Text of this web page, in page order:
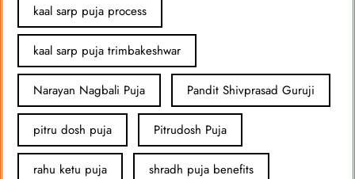
kaal sarp puja process
kaal sarp puja trimbakeshwar
Narayan Nagbali Puja Pandit Shivprasad Guruji
pitru dosh puja Pitrudosh Puja
rahu ketu puja shradh puja benefits